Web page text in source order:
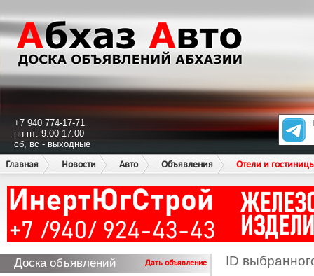
+7 940 774-17-71
пн-пт: 9:00-17:00
сб, вс - выходные
Главная
Новости Авто Объявления Отели и
Доска объявлений Дать объявление ID